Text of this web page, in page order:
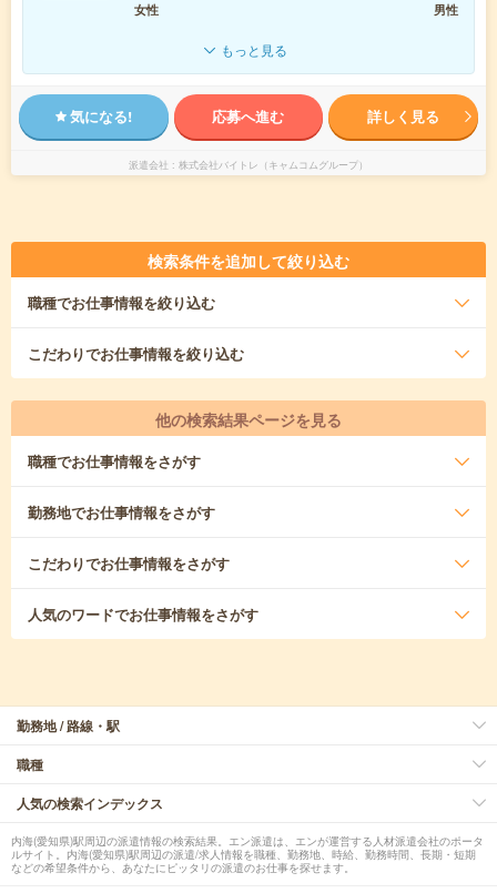
女性
男性
もっと見る
気になる! 応募へ進む 詳しく見る
派遣会社 株式会社バイトレ（キャムコムグループ）
検索条件を追加して絞り込む
職種でお仕事情報を絞り込む
こだわりでお仕事情報を絞り込む
他の検索結果ページを見る
職種でお仕事情報をさがす
勤務地でお仕事情報をさがす
こだわりでお仕事情報をさがす
人気のワードでお仕事情報をさがす
勤務地 / 路線・駅
職種
人気の検索インデックス
内海(愛知県)駅周辺の派遣情報の検索結果。エン派遣は、エンが運営する人材派遣会社のポータ
ルサイト。内海(愛知県)駅周辺の派遣/求人情報を職種、勤務地、時給、勤務時間、長期・短期
などの希望条件から、あなたにピッタリの派遣のお仕事を探せます。